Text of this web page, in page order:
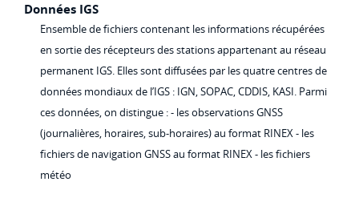
Données IGS
Ensemble de fichiers contenant les informations récupérées
en sortie des récepteurs des stations appartenant au réseau
permanent IGS. Elles sont diffusées par les quatre centres de
données mondiaux de l’IGS : IGN, SOPAC, CDDIS, KASI. Parmi
ces données, on distingue : - les observations GNSS
(journalières, horaires, sub-horaires) au format RINEX - les
fichiers de navigation GNSS au format RINEX - les fichiers
météo